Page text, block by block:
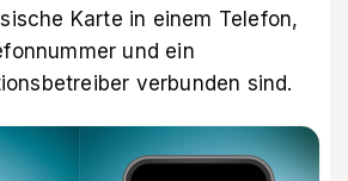
Karte in einem Telefon,
und ein
verbunden sind.